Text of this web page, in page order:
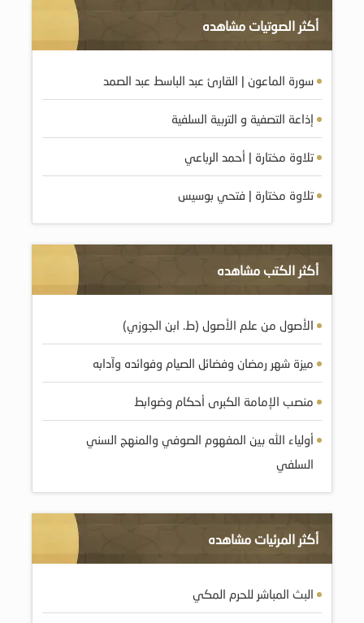
أكثر الصوتيات مشاهده
سورة الماعون | القارئ عبد الباسط عبد الصمد
إذاعة التصفية و التربية السلفية
تلاوة مختارة | أحمد الرباعي
تلاوة مختارة | فتحي بوسيس
أكثر الكتب مشاهده
الأصول من علم الأصول (ط. ابن الجوزي)
ميزة شهر رمضان وفضائل الصيام وفوائده وآدابه
منصب الإمامة الكبرى أحكام وضوابط
أولياء الله بين المفهوم الصوفي والمنهج السني
السلفي
أكثر المرئيات مشاهده
البث المباشر للحرم المكي